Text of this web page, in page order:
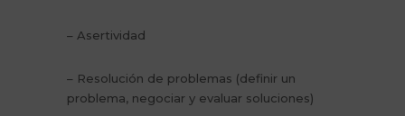
– Asertividad
– Resolución de problemas (definir un
problema, negociar y evaluar soluciones)